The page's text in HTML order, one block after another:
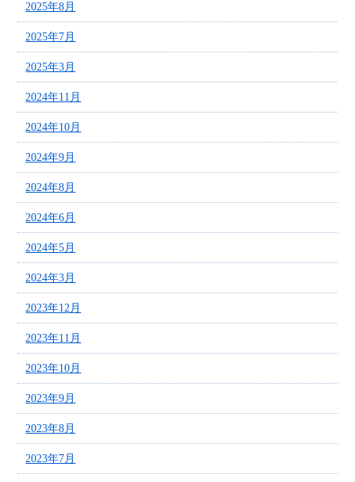
2025年8月
2025年7月
2025年3月
2024年11月
2024年10月
2024年9月
2024年8月
2024年6月
2024年5月
2024年3月
2023年12月
2023年11月
2023年10月
2023年9月
2023年8月
2023年7月